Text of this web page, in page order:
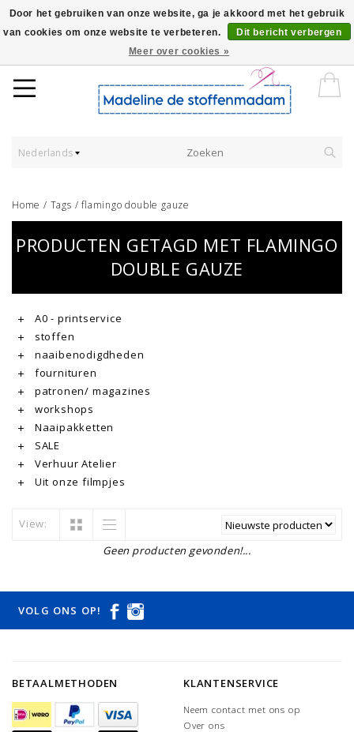
Worldwide Shipping - Onze stoffen worden verkocht per 10 cm.
Nederlands
Home / Tags /flamingo double gauze
PRODUCTEN GETAGD MET FLAMINGO
DOUBLE GAUZE
A0 - printservice
stoffen
naaibenodigdheden
fournituren
patronen/ magazines
workshops
Naaipakketten
SALE
Verhuur Atelier
Uit onze filmpjes
View:
Geen producten gevonden!...
VOLG ONS OP!
BETAALMETHODEN KLANTENSERVICE
Neem contact met ons op
Over ons
Door het gebruiken van onze website, ga je akkoord met het gebruik
van cookies om onze website te verbeteren.
Dit bericht verbergen
Meer over cookies »